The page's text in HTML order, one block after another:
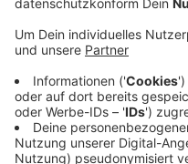
gemeldet.
Veröffentlicht:Mittwoch,
Anzeige
Menschem mit